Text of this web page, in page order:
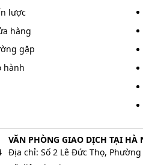
lược
hàng
gặp
hành
VĂN PHÒNG GIAO DỊCH TẠI HÀ
Địa chỉ: Số 2 Lê Đức Thọ,